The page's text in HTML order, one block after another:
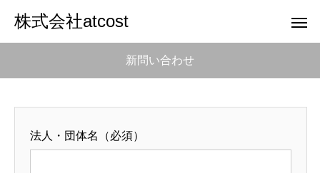
株式会社atcost
新問い合わせ
法人・団体名（必須）